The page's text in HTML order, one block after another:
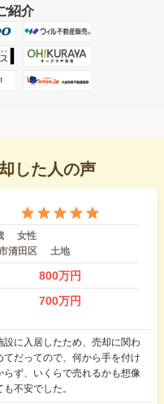
紹介
した人の声
女性
清田区
土地
800万円
700万円
設に入居したため、売却に関わ
てだってので、何から手を付け
らず、いくらで売れるかも想像
不安でした。